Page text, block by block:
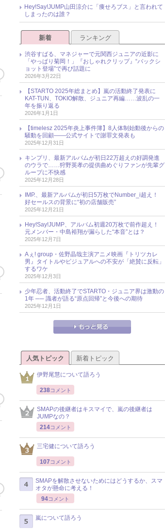
Hey!Say!JUMP山田涼介に「痩せろブス」と言われて
しまったのは誰？
新着 ランキング
渋谷すばる、マネジャーで元関西ジュニアの近影に
「やっぱり菊岡！」『おしゃれクリップ』“バックシ
ョット登場”で再び話題に
2026年3月22日
【STARTO 2025年総まとめ】嵐の活動終了発表に
KAT-TUN、TOKIO解散、ジュニア再編……波乱の一
年を振り返る
2026年1月1日
【timelesz 2025年炎上事件簿】8人体制始動後からの
騒動を回顧――公式サイトで謝罪文発表も
2025年12月31日
キンプリ、最新アルバムが初日22万超えの好調発進
のウラで……狩野英孝の提供曲めぐりファンが先輩グ
ループに不快感
2025年12月28日
IMP.、最新アルバムが初日5万枚でNumber_i超え！
好セールスの背景に“初の店舗販売”
2025年12月21日
Hey!Say!JUMP、アルバム初週20万枚で前作超え！
元メンバー・中島裕翔が漏らした“本音”とは？
2025年12月7日
Aぇ! group・佐野晶哉主演アニメ映画『トリツカレ
男』タイトルやビジュアルへの不安が「絶賛に反転」
するワケ
2025年12月3日
少年忍者、活動終了でSTARTO・ジュニア界は激動の
1年 ── 識者が語る“原点回帰”と今後への期待
2025年12月1日
人気トピック 新着トピック
伊野尾慧について語ろう
238コメント
SMAPの後継者はキスマイで、嵐の後継者は
JUMPなの？
214コメント
三宅健について語ろう
107 コメント
SMAPを解散させないためにはどうするか、スマ
オタが懸命に考える！
94コメント
嵐について語ろう